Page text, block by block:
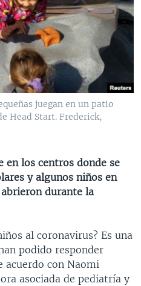
juegan en un patio
Head Start. Frederick,
en los centros donde se
y algunos niños en
durante la
al coronavirus? Es una
podido responder
acuerdo con Naomi
asociada de pediatría y